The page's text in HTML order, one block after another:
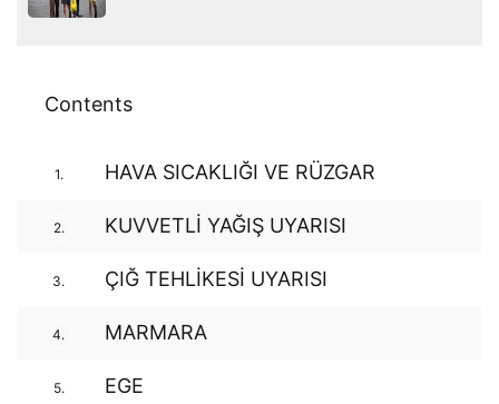
Contents
1. HAVA SICAKLIĞI VE RÜZGAR
2. KUVVETLİ YAĞIŞ UYARISI
3. ÇIĞ TEHLİKESİ UYARISI
4. MARMARA
5. EGE